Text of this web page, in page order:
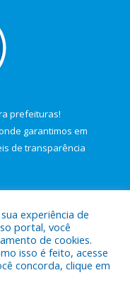
prefeituras!
garantimos em
de transparência
Municipal de Maracanã.
experiência de
portal, você
de cookies.
isso é feito, acesse
concorda, clique em